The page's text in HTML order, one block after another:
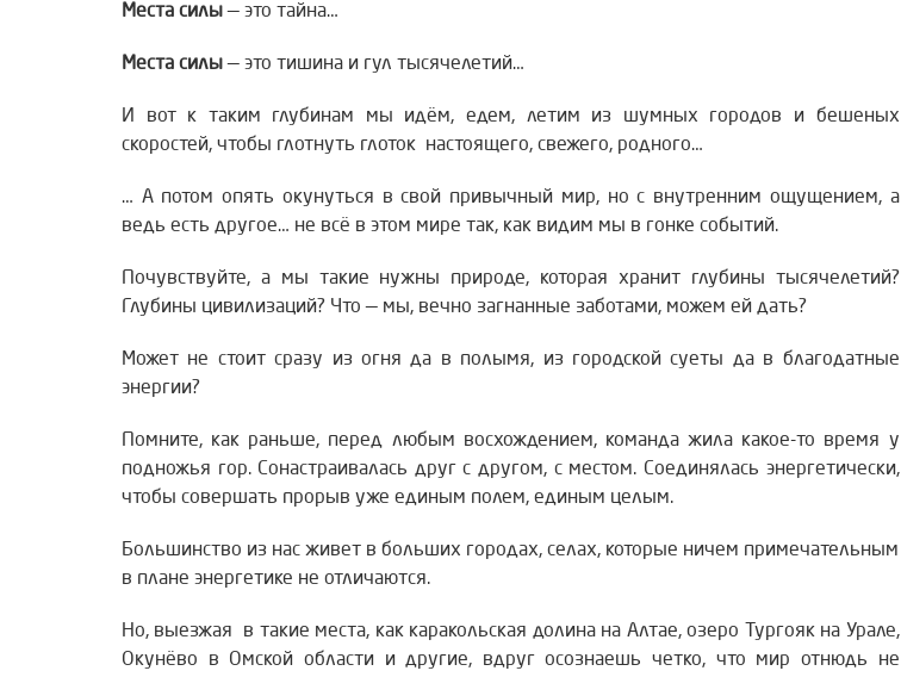
Места силы— это тайна…
Места силы— это тишина и гул тысячелетий…
И вот к таким глубинам мы идём, едем, летим из шумных городов и бешеных
скоростей, чтобы глотнуть глоток настоящего, свежего, родного…
… А потом опять окунуться в свой привычный мир, но с внутренним ощущением, а
ведь есть другое… не всё в этом мире так, как видим мы в гонке событий.
Почувствуйте, а мы такие нужны природе, которая хранит глубины тысячелетий?
Глубины цивилизаций? Что — мы, вечно загнанные заботами, можем ей дать?
Может не стоит сразу из огня да в полымя, из городской суеты да в благодатные
энергии?
Помните, как раньше, перед любым восхождением, команда жила какое-то время у
подножья гор. Сонастраивалась друг с другом, с местом. Соединялась энергетически,
чтобы совершать прорыв уже единым полем, единым целым.
Большинство из нас живет в больших городах, селах, которые ничем примечательным
в плане энергетике не отличаются.
Но, выезжая в такие места, как каракольская долина на Алтае, озеро Тургояк на Урале,
Окунёво в Омской области и другие, вдруг осознаешь четко, что мир отнюдь не